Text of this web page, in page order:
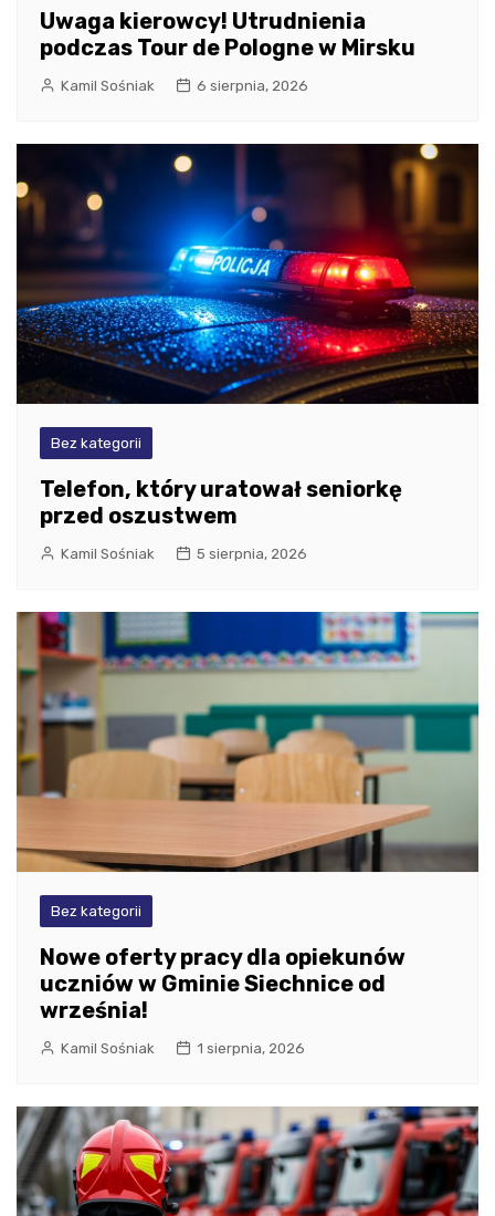
Uwaga kierowcy! Utrudnienia
podczas Tour de Pologne w Mirsku
Kamil Sośniak 6 sierpnia, 2026
Bez kategorii
Telefon, który uratował seniorkę
przed oszustwem
Kamil Sośniak 5 sierpnia, 2026
Bez kategorii
Nowe oferty pracy dla opiekunów
uczniów w Gminie Siechnice od
września!
Kamil Sośniak 1 sierpnia, 2026